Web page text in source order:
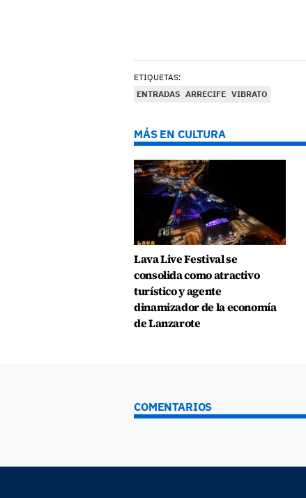
ETIQUETAS:
ENTRADAS ARRECIFE VIBRATO
MÁS EN CULTURA
Lava Live Festival se
consolida como atractivo
turístico y agente
dinamizador de la economía
de Lanzarote
COMENTARIOS